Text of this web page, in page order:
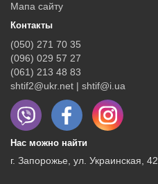
Мапа сайту
Контакты
(050) 271 70 35
(096) 029 57 27
(061) 213 48 83
shtif2@ukr.net | shtif@i.ua
Нас можно найти
г. Запорожье, ул. Украинская, 42